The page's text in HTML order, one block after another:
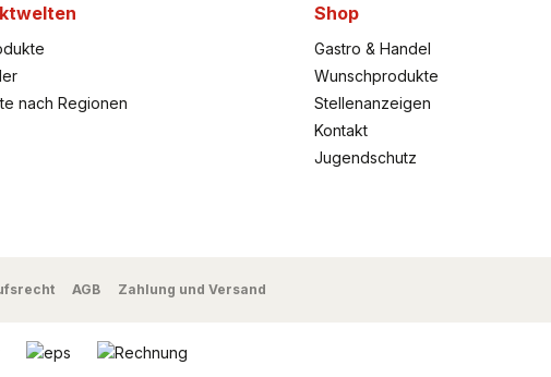
nach Regionen
Shop
Gastro & Handel
Wunschprodukte
Stellenanzeigen
Kontakt
Jugendschutz
AGB Zahlung und Versand